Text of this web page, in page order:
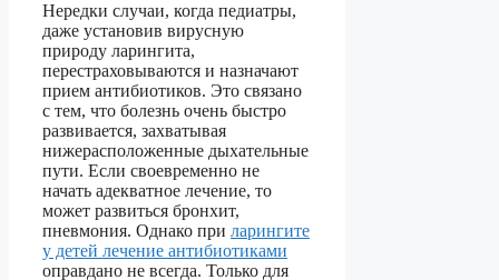
Нередки случаи, когда педиатры,
даже установив вирусную
природу ларингита,
перестраховываются и назначают
прием антибиотиков. Это связано
с тем, что болезнь очень быстро
развивается, захватывая
нижерасположенные дыхательные
пути. Если своевременно не
начать адекватное лечение, то
может развиться бронхит,
пневмония. Однако при ларингите
у детей лечение антибиотиками
оправдано не всегда. Только для